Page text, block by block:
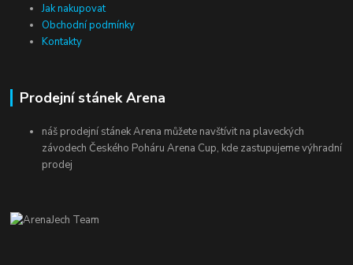
Jak nakupovat
Obchodní podmínky
Kontakty
Prodejní stánek Arena
náš prodejní stánek Arena můžete navštívit na plaveckých
závodech Českého Poháru Arena Cup, kde zastupujeme výhradní
prodej